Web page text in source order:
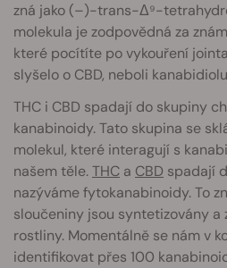
zná jako (–)-trans-Δ⁹-
molekula je zodpovědná za
které pocítíte po vykouření
slyšelo o CBD, neboli
THC i CBD spadají do skupiny
kanabinoidy. Tato skupina se
molekul, které interagují s
našem těle.THC a CBD spadají
nazýváme fytokanabinoidy. To
sloučeniny jsou syntetizovány a
rostliny. Momentálně se nám v
identifikovat přes 100